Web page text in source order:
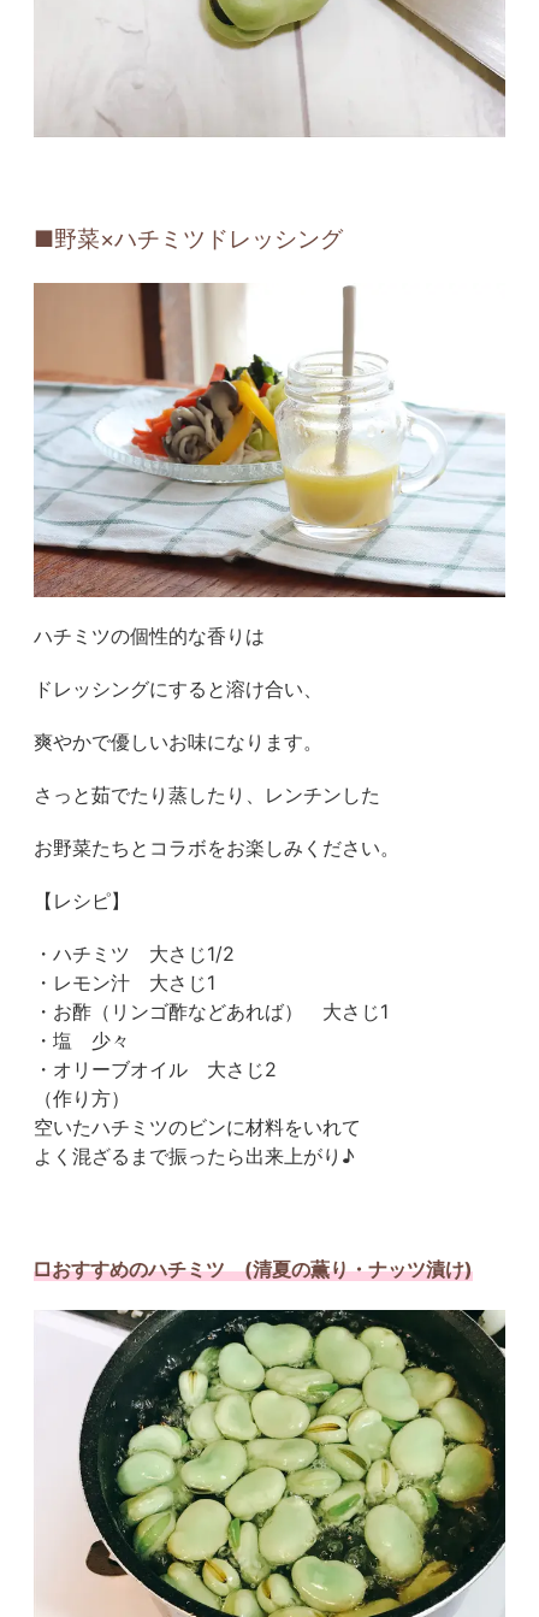
■野菜×ハチミツドレッシング
ハチミツの個性的な香りは
ドレッシングにすると溶け合い、
爽やかで優しいお味になります。
さっと茹でたり蒸したり、レンチンした
お野菜たちとコラボをお楽しみください。
【レシピ】
・ハチミツ 大さじ1/2
・レモン汁 大さじ1
・お酢（リンゴ酢などあれば） 大さじ1
・塩 少々
・オリーブオイル 大さじ2
（作り方）
空いたハチミツのビンに材料をいれて
よく混ざるまで振ったら出来上がり♪
□おすすめのハチミツ (清夏の薫り・ナッツ漬け)